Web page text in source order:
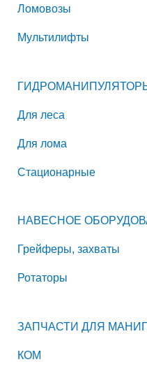
Ломовозы
Мультилифты
Для леса
Для лома
Стационарные
НАВЕСНОЕ
Грейферы, захваты
Ротаторы
ЗАПЧАСТИ ДЛЯ
КОМ